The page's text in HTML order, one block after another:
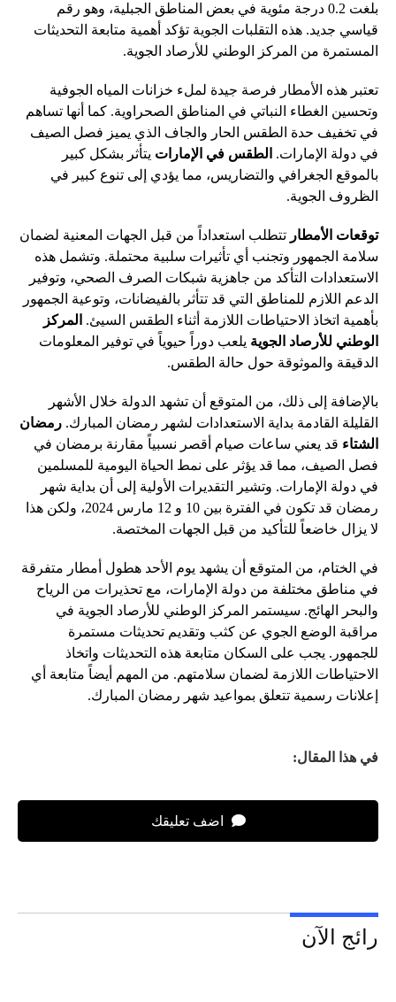
بلغت 0.2 درجة مئوية في بعض المناطق الجبلية، وهو رقم
قياسي جديد. هذه التقلبات الجوية تؤكد أهمية متابعة التحديثات
المستمرة من المركز الوطني للأرصاد الجوية.
تعتبر هذه الأمطار فرصة جيدة لملء خزانات المياه الجوفية
وتحسين الغطاء النباتي في المناطق الصحراوية. كما أنها تساهم
في تخفيف حدة الطقس الحار والجاف الذي يميز فصل الصيف
في دولة الإمارات. الطقس في الإمارات يتأثر بشكل كبير
بالموقع الجغرافي والتضاريس، مما يؤدي إلى تنوع كبير في
الظروف الجوية.
توقعات الأمطار تتطلب استعداداً من قبل الجهات المعنية لضمان
سلامة الجمهور وتجنب أي تأثيرات سلبية محتملة. وتشمل هذه
الاستعدادات التأكد من جاهزية شبكات الصرف الصحي، وتوفير
الدعم اللازم للمناطق التي قد تتأثر بالفيضانات، وتوعية الجمهور
بأهمية اتخاذ الاحتياطات اللازمة أثناء الطقس السيئ. المركز
الوطني للأرصاد الجوية يلعب دوراً حيوياً في توفير المعلومات
الدقيقة والموثوقة حول حالة الطقس.
بالإضافة إلى ذلك، من المتوقع أن تشهد الدولة خلال الأشهر
القليلة القادمة بداية الاستعدادات لشهر رمضان المبارك. رمضان
الشتاء قد يعني ساعات صيام أقصر نسبياً مقارنة برمضان في
فصل الصيف، مما قد يؤثر على نمط الحياة اليومية للمسلمين
في دولة الإمارات. وتشير التقديرات الأولية إلى أن بداية شهر
رمضان قد تكون في الفترة بين 10 و 12 مارس 2024، ولكن هذا
لا يزال خاضعاً للتأكيد من قبل الجهات المختصة.
في الختام، من المتوقع أن يشهد يوم الأحد هطول أمطار متفرقة
في مناطق مختلفة من دولة الإمارات، مع تحذيرات من الرياح
والبحر الهائج. سيستمر المركز الوطني للأرصاد الجوية في
مراقبة الوضع الجوي عن كثب وتقديم تحديثات مستمرة
للجمهور. يجب على السكان متابعة هذه التحديثات واتخاذ
الاحتياطات اللازمة لضمان سلامتهم. من المهم أيضاً متابعة أي
إعلانات رسمية تتعلق بمواعيد شهر رمضان المبارك.
في هذا المقال:
اضف تعليقك
رائج الآن